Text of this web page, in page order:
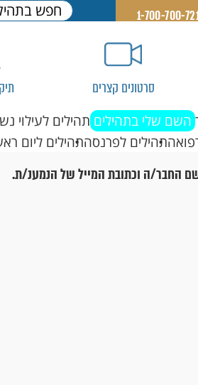
סרטונים קצרים
השם שלי בתהילים תהילים לעילוי
תהילים לפרנסהתהילים ליום
החבר/ה וכתובת המייל של הנמענ/ת.